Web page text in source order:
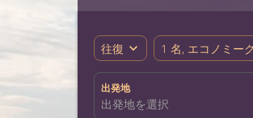
往復 expand_more 1 名, エコノミー
出発地